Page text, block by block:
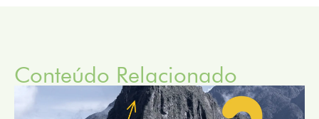
Conteúdo Relacionado